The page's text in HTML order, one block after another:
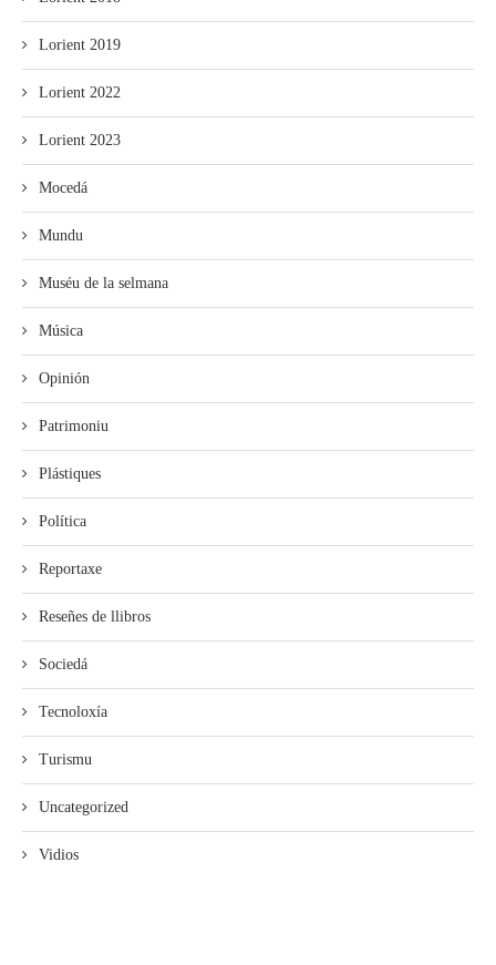
Lorient 2019
Lorient 2022
Lorient 2023
Mocedá
Mundu
Muséu de la selmana
Música
Opinión
Patrimoniu
Plástiques
Política
Reportaxe
Reseñes de llibros
Sociedá
Tecnoloxía
Turismu
Uncategorized
Vidios